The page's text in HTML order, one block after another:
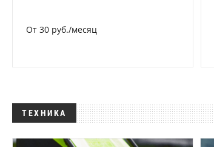
От 30 руб./месяц
ТЕХНИКА